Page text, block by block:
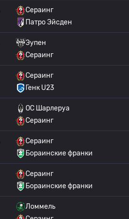
Сераинг
Патро Эйсден
Эупен
Сераинг
Сераинг
Генк U23
OC Шарлеруа
Сераинг
Сераинг
Бораинские франки
Сераинг
Бораинские франки
Ломмель